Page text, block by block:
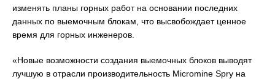
изменять планы горных работ на основании последних
данных по выемочным блокам, что высвобождает ценное
время для горных инженеров.
«Новые возможности создания выемочных блоков выводят
лучшую в отрасли производительность Micromine Spry на